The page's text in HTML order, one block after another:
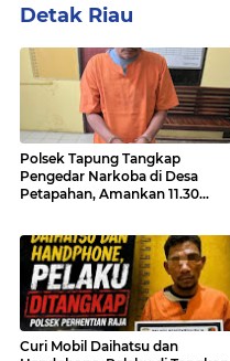
Detak Riau
Polsek Tapung Tangkap
Pengedar Narkoba di Desa
Petapahan, Amankan 11.30
Curi Mobil Daihatsu dan